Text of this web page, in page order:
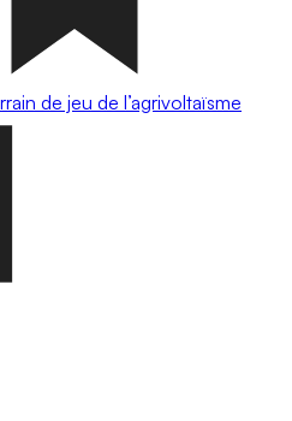
de jeu de l’agrivoltaïsme